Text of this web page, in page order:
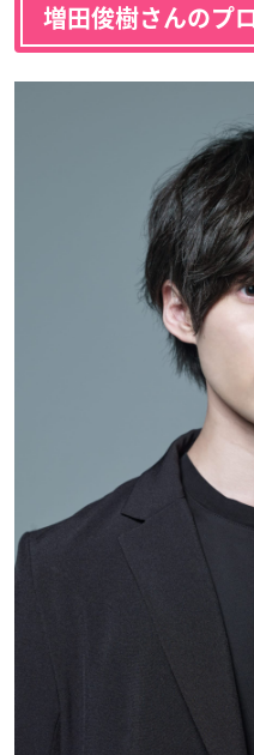
増田俊樹さんのプ